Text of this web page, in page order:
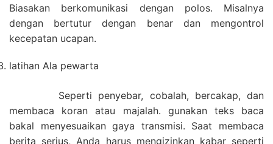
Biasakan berkomunikasi dengan polos. Misalnya
dengan bertutur dengan benar dan mengontrol
kecepatan ucapan.
latihan Ala pewarta
Seperti penyebar, cobalah, bercakap, dan
membaca koran atau majalah. gunakan teks baca
bakal menyesuaikan gaya transmisi. Saat membaca
berita serius, Anda harus mengizinkan kabar seperti